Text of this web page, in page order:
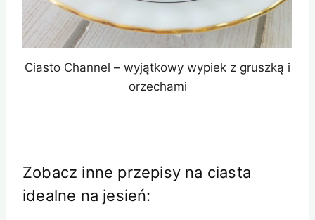
Ciasto Channel – wyjątkowy wypiek z gruszką i
orzechami
Zobacz inne przepisy na ciasta
idealne na jesień: